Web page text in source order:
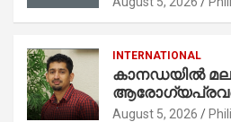
INTERNATIONAL
കാനഡയിൽ
ജോസ്
August 5, 2026